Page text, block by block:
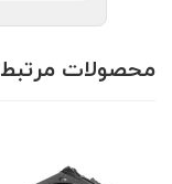
محصولات مرتبط